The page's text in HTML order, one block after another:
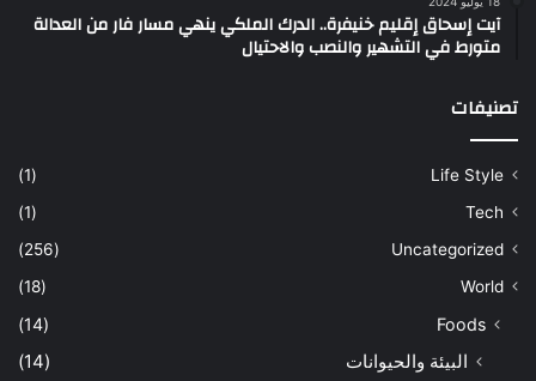
آيت إسحاق إقليم خنيفرة.. الدرك الملكي ينهي مسار فار من العدالة
متورط في التشهير والنصب والاحتيال
تصنيفات
Life Style
(1)
Tech
(1)
Uncategorized
(256)
World
(18)
Foods
(14)
البيئة والحيوانات (14)